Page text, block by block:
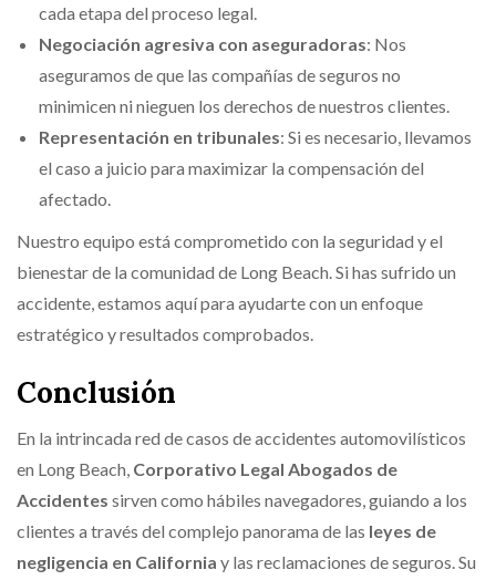
cada etapa del proceso legal.
Negociación agresiva con aseguradoras: Nos
aseguramos de que las compañías de seguros no
minimicen ni nieguen los derechos de nuestros clientes.
Representación en tribunales: Si es necesario, llevamos
el caso a juicio para maximizar la compensación del
afectado.
Nuestro equipo está comprometido con la seguridad y el
bienestar de la comunidad de Long Beach. Si has sufrido un
accidente, estamos aquí para ayudarte con un enfoque
estratégico y resultados comprobados.
Conclusión
En la intrincada red de casos de accidentes automovilísticos
en Long Beach, Corporativo Legal Abogados de
Accidentes sirven como hábiles navegadores, guiando a los
clientes a través del complejo panorama de las leyes de
negligencia en California y las reclamaciones de seguros. Su